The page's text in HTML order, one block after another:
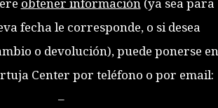
fecha le corresponde, o si desea
o devolución), puede ponerse en
Center por teléfono o por email:
–